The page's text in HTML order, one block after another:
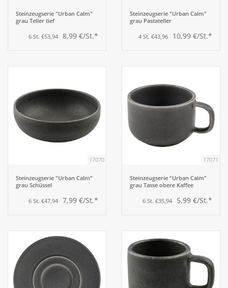
Steinzeugserie "Urban Calm"
grau Teller tief
6 St. €53,94 8,99 €/St.*
Steinzeugserie "Urban Calm"
grau Pastateller
4 St. €43,96 10,99 €/St.*
17070
Steinzeugserie "Urban Calm"
grau Schüssel
6 St. €47,94 7,99 €/St.*
17071
Steinzeugserie "Urban Calm"
grau Tasse obere Kaffee
6 St. €35,94 5,99 €/St.*